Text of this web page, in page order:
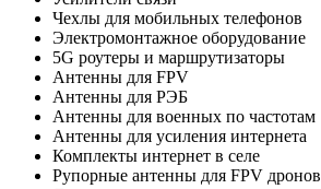
Чехлы для мобильных телефонов
Электромонтажное оборудование
5G роутеры и маршрутизаторы
Антенны для FPV
Антенны для РЭБ
Антенны для военных по частотам
Антенны для усиления интернета
Комплекты интернет в селе
Рупорные антенны для FPV дронов